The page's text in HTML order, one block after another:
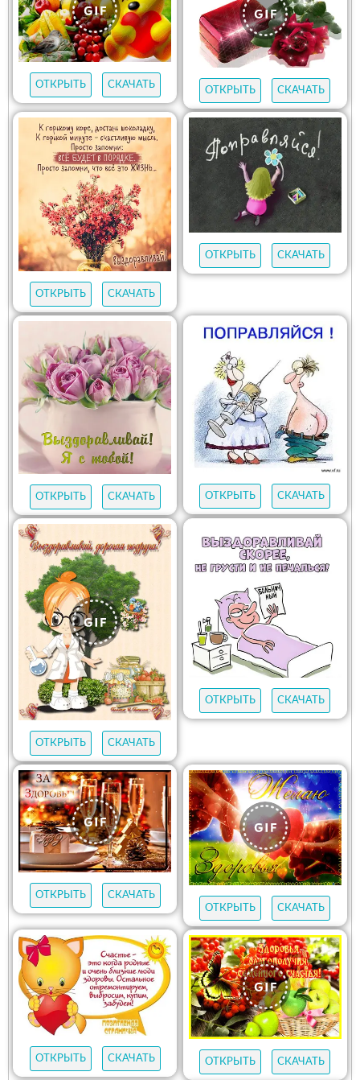
ОТКРЫТЬ СКАЧАТЬ
ОТКРЫТЬ СКАЧАТЬ
ОТКРЫТЬ СКАЧАТЬ
ОТКРЫТЬ СКАЧАТЬ
ОТКРЫТЬ СКАЧАТЬ ОТКРЫТЬ СКАЧАТЬ
ОТКРЫТЬ СКАЧАТЬ
ОТКРЫТЬ СКАЧАТЬ
ОТКРЫТЬ
СКАЧАТЬ
ОТКРЫТЬ
СКАЧАТЬ
ОТКРЫТЬ СКАЧАТЬ ОТКРЫТЬ СКАЧАТЬ